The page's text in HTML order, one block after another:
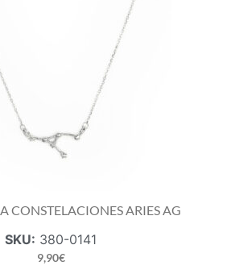
CONSTELACIONES ARIES AG
SKU: 380-0141
9,90€